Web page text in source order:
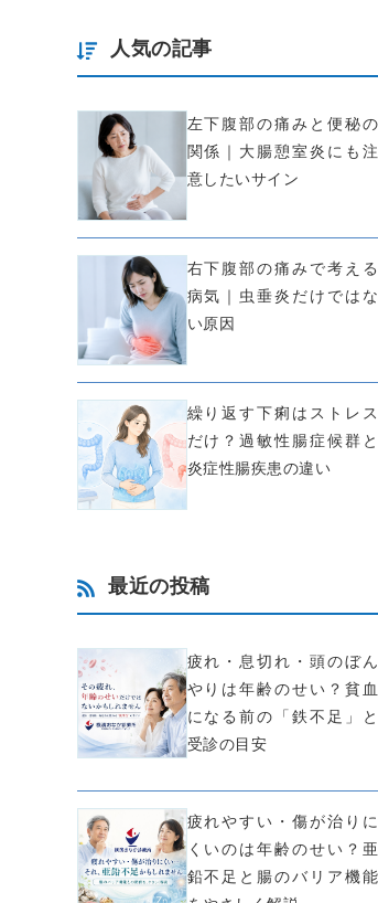
人気の記事
左下腹部の痛みと便秘の
関係｜大腸憩室炎にも注
意したいサイン
右下腹部の痛みで考える
病気｜虫垂炎だけではな
い原因
繰り返す下痢はストレス
だけ？過敏性腸症候群と
炎症性腸疾患の違い
最近の投稿
疲れ・息切れ・頭のぼん
やりは年齢のせい？貧血
になる前の「鉄不足」と
受診の目安
疲れやすい・傷が治りに
くいのは年齢のせい？亜
鉛不足と腸のバリア機能